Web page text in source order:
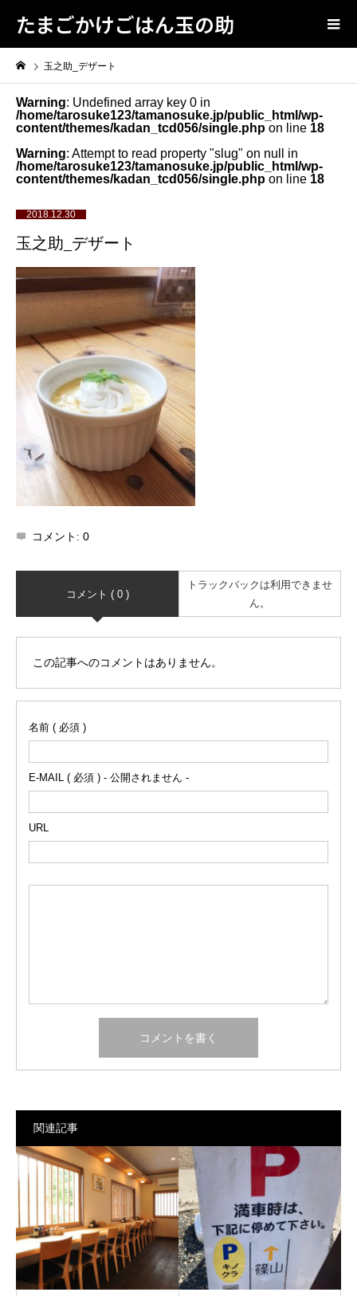
たまごかけごはん玉の助
玉之助_デザート
Warning: Undefined array key 0 in
/home/tarosuke123/tamanosuke.jp/public_html/wp-
content/themes/kadan_tcd056/single.php on line 18
Warning: Attempt to read property "slug" on null in
/home/tarosuke123/tamanosuke.jp/public_html/wp-
content/themes/kadan_tcd056/single.php on line 18
2018.12.30
玉之助_デザート
コメント: 0
コメント ( 0 )
トラックバックは利用できませ
ん。
この記事へのコメントはありません。
名前 ( 必須 )
E-MAIL ( 必須 ) - 公開されません -
URL
関連記事